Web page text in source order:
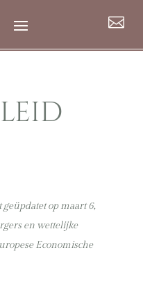

op maart 6,
en wettelijke
Economische